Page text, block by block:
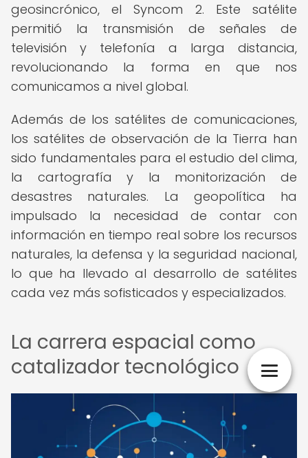
geosincrónico, el Syncom 2. Este satélite
permitió la transmisión de señales de
televisión y telefonía a larga distancia,
revolucionando la forma en que nos
comunicamos a nivel global.
Además de los satélites de comunicaciones,
los satélites de observación de la Tierra han
sido fundamentales para el estudio del clima,
la cartografía y la monitorización de
desastres naturales. La geopolítica ha
impulsado la necesidad de contar con
información en tiempo real sobre los recursos
naturales, la defensa y la seguridad nacional,
lo que ha llevado al desarrollo de satélites
cada vez más sofisticados y especializados.
La carrera espacial como
catalizador tecnológico